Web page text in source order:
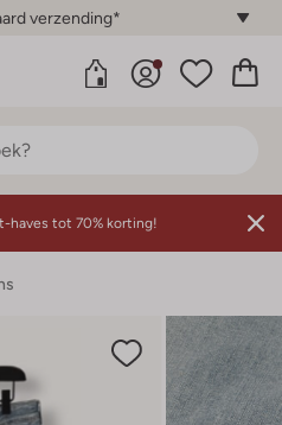
verzending*
haves tot 70% korting!